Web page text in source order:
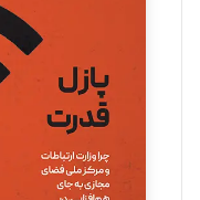
یسنا امان‌پور
تحریریه
ملینا جعفری